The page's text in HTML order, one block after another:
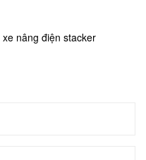
xe nâng điện stacker